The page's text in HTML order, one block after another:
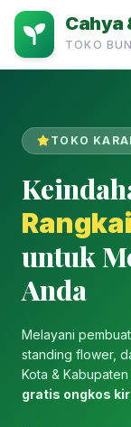
Cahya
TOKO
TOKO
untuk
Anda
Melayani
standing flower,
Kota &
gratis ongkos